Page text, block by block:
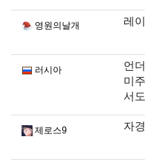
영원의날개 레
러시아
언
미
서
제로스9 자